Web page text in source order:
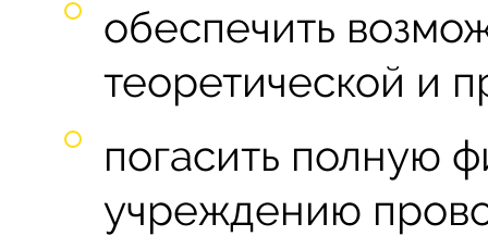
обеспечить
теоретической и
погасить полную
учреждению